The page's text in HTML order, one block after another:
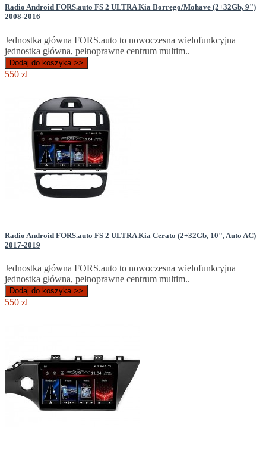
Radio Android FORS.auto FS 2 ULTRA Kia Borrego/Mohave (2+32Gb, 9")
2008-2016
Jednostka główna FORS.auto to nowoczesna wielofunkcyjna
jednostka główna, pełnoprawne centrum multim..
Dodaj do koszyka >>
550 zl
Radio Android FORS.auto FS 2 ULTRA Kia Cerato (2+32Gb, 10", Auto AC)
2017-2019
Jednostka główna FORS.auto to nowoczesna wielofunkcyjna
jednostka główna, pełnoprawne centrum multim..
Dodaj do koszyka >>
550 zl